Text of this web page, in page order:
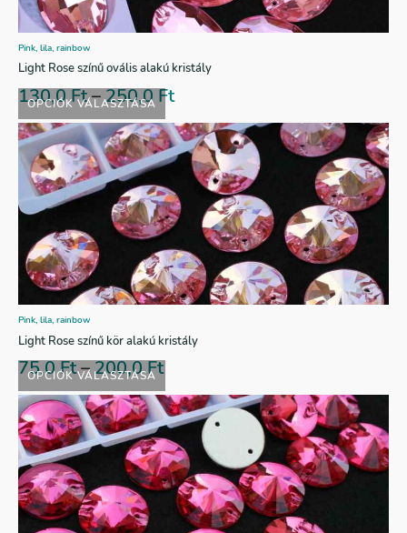
OPCIÓK VÁLASZTÁSA
Pink, lila, rainbow
Light Rose színű ovális alakú kristály
130,0Ft–250,0Ft
OPCIÓK VÁLASZTÁSA
Pink, lila, rainbow
Light Rose színű kör alakú kristály
75,0Ft–200,0Ft